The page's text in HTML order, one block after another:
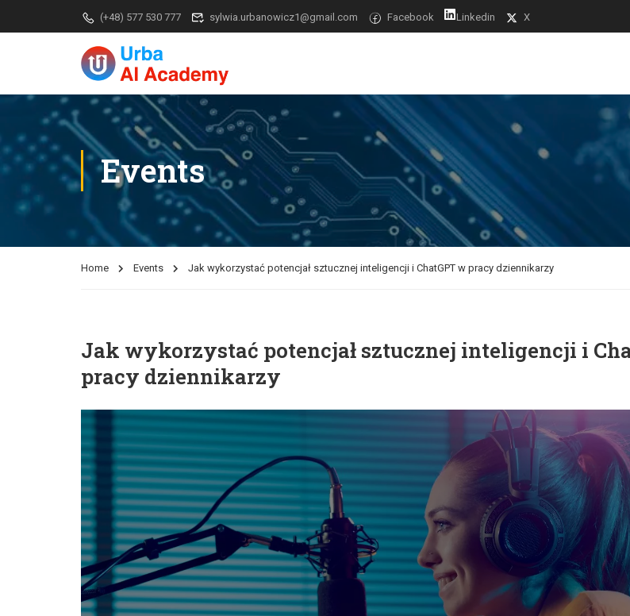
(+48) 577 530 777 sylwia.urbanowicz1@gmail.com Facebook Linkedin X
Events
Home Events Jak wykorzystać potencjał sztucznej inteligencji i ChatGPT w pracy dziennikarzy
Jak wykorzystać potencjał sztucznej inteligencji i
pracy dziennikarzy